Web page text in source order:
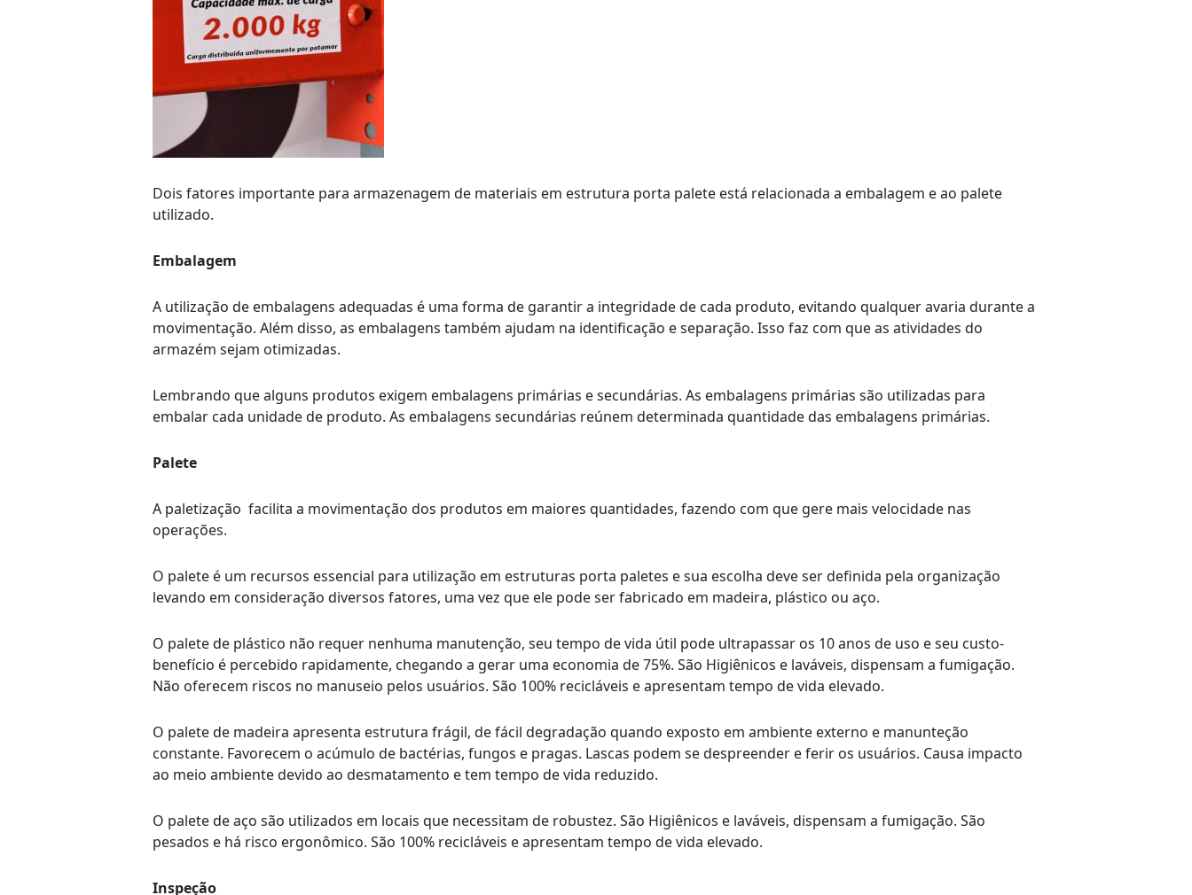
Dois fatores importante para armazenagem de materiais em estrutura porta palete está relacionada a embalagem e ao palete
utilizado.
Embalagem
A utilização de embalagens adequadas é uma forma de garantir a integridade de cada produto, evitando qualquer avaria durante a
movimentação. Além disso, as embalagens também ajudam na identificação e separação. Isso faz com que as atividades do
armazém sejam otimizadas.
Lembrando que alguns produtos exigem embalagens primárias e secundárias. As embalagens primárias são utilizadas para
embalar cada unidade de produto. As embalagens secundárias reúnem determinada quantidade das embalagens primárias.
Palete
A paletização facilita a movimentação dos produtos em maiores quantidades, fazendo com que gere mais velocidade nas
operações.
O palete é um recursos essencial para utilização em estruturas porta paletes e sua escolha deve ser definida pela organização
levando em consideração diversos fatores, uma vez que ele pode ser fabricado em madeira, plástico ou aço.
O palete de plástico não requer nenhuma manutenção, seu tempo de vida útil pode ultrapassar os 10 anos de uso e seu custo-
benefício é percebido rapidamente, chegando a gerar uma economia de 75%. São Higiênicos e laváveis, dispensam a fumigação.
Não oferecem riscos no manuseio pelos usuários. São 100% recicláveis e apresentam tempo de vida elevado.
O palete de madeira apresenta estrutura frágil, de fácil degradação quando exposto em ambiente externo e manunteção
constante. Favorecem o acúmulo de bactérias, fungos e pragas. Lascas podem se despreender e ferir os usuários. Causa impacto
ao meio ambiente devido ao desmatamento e tem tempo de vida reduzido.
O palete de aço são utilizados em locais que necessitam de robustez. São Higiênicos e laváveis, dispensam a fumigação. São
pesados e há risco ergonômico. São 100% recicláveis e apresentam tempo de vida elevado.
Inspeção